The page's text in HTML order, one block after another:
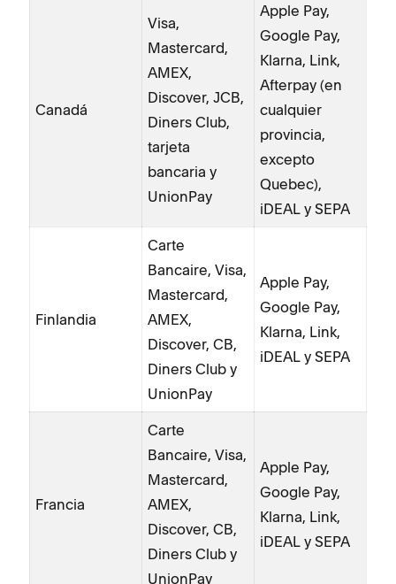
Canadá
Visa,
Mastercard,
AMEX,
Discover, JCB,
Diners Club,
tarjeta
bancaria y
UnionPay
Apple Pay,
Google Pay,
Klarna, Link,
Afterpay (en
cualquier
provincia,
excepto
Quebec),
iDEAL y SEPA
Finlandia
Carte
Bancaire, Visa,
Mastercard,
AMEX,
Discover, CB,
Diners Club y
UnionPay
Apple Pay,
Google Pay,
Klarna, Link,
iDEAL y SEPA
Francia
Carte
Bancaire, Visa,
Mastercard,
AMEX,
Discover, CB,
Diners Club y
UnionPay
Apple Pay,
Google Pay,
Klarna, Link,
iDEAL y SEPA